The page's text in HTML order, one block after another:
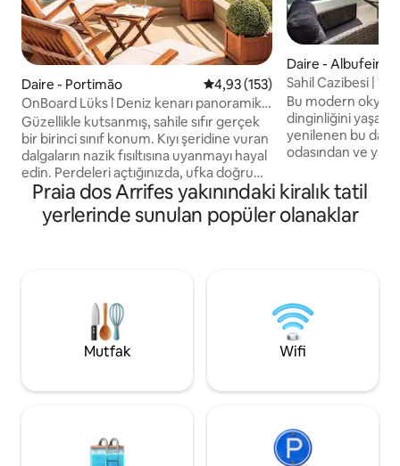
Daire - Portimão 5 üzerinden ortalama 4,93
4,93 (153)
OnBoard Lüks l Deniz kenarı panoramik
okyanus manzarası
Güzellikle kutsanmış, sahile sıfır gerçek
bir birinci sınıf konum. Kıyı şeridine vuran
dalgaların nazik fısıltısına uyanmayı hayal
edin. Perdeleri açtığınızda, ufka doğru
uzanan uçsuz bucaksız, ışıldayan
okyanusun hayranlık uyandıran
manzarasıyla karşılaşırsınız. On Board
aile ve arkadaşlarla değerli anılar
yaratmak için bir yer. Sizi “On Board”da
ağırlamaktan memnuniyet duyuyoruz.
Daire - Albufeira
e Água
Sahil Cazibesi |
Bu modern
dinginliğini
yenilenen bu
odasından ve
bulunmaktadır. Bu
dairede 2 yatak,
yastıklar,
temiz ve şık
konaklama için
düşünceli
Praia dos Arrifes yakınındaki kiralık tatil
yerlerinde sunulan popüler olanaklar
Mutfak Wifi